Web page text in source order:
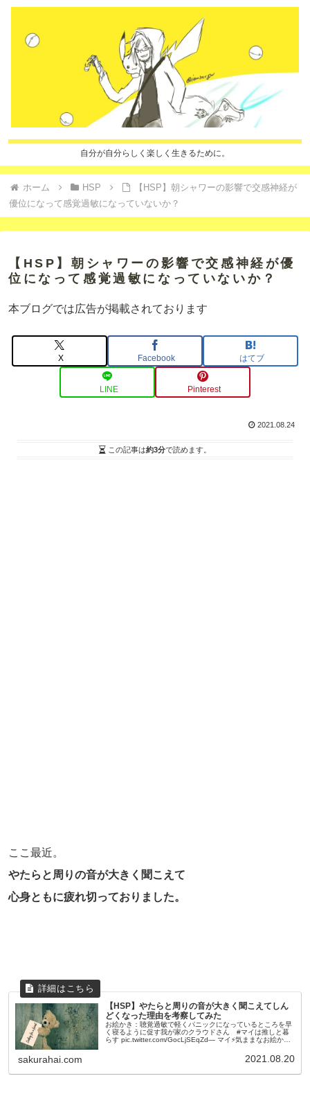
自分が自分らしく楽しく生きるために。
ホーム HSP
【HSP】朝シャワーの影響で交感神経が
優位になって感覚過敏になっていないか？
【HSP】朝シャワーの影響で交感神経が優
位になって感覚過敏になっていないか？
本ブログでは広告が掲載されております
X Facebook はてブ
LINE Pinterest
2021.08.24
この記事は約3分で読めます。
ここ最近。
やたらと周りの音が大きく聞こえて
心身ともに疲れ切っておりました。
【HSP】やたらと周りの音が大きく聞こえてしん
どくなった理由を考察してみた
お絵かき：聴覚過敏で軽くパニックになっているところを早
く寝るように促す我が家のクラウドさん #マイは推しと暮
らす pic.twitter.com/GocLjSEqZd— マイ⚡️気ままなお絵かき
sakurahai.com 2021.08.20